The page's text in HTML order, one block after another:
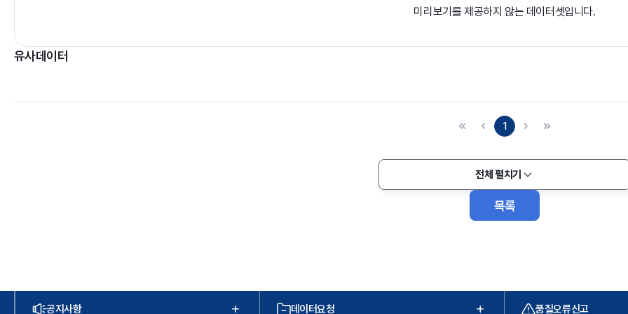
미리보기를 제공하지 않는 데이터셋입니다.
유사데이터
1
전체 펼치기
목록
공지사항 데이터요청 품질오류신고